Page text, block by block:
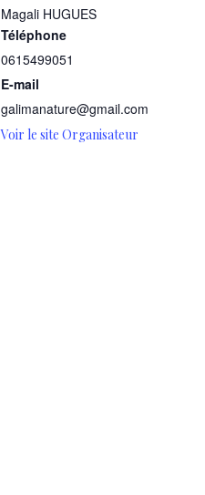
Magali HUGUES
Téléphone
0615499051
E-mail
galimanature@gmail.com
Voir le site Organisateur